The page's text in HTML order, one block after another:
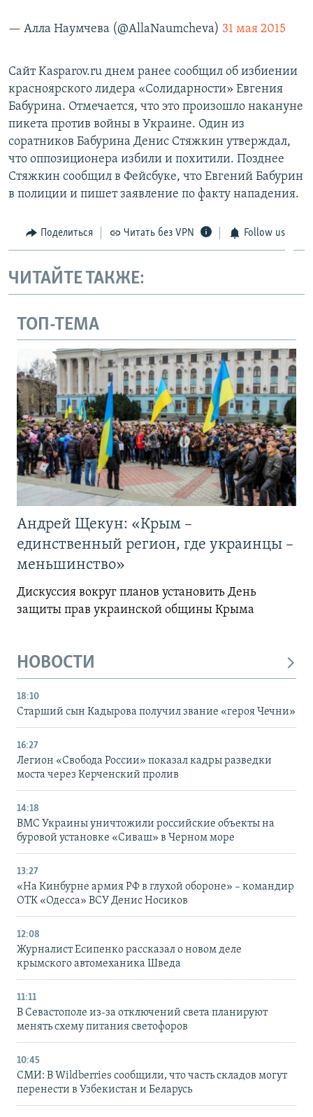
— Алла Наумчева (@AllaNaumcheva) 31 мая 2015
Сайт Kasparov.ru днем ранее сообщил об избиении
красноярского лидера «Солидарности» Евгения
Бабурина. Отмечается, что это произошло накануне
пикета против войны в Украине. Один из
соратников Бабурина Денис Стяжкин утверждал,
что оппозиционера избили и похитили. Позднее
Стяжкин сообщил в Фейсбуке, что Евгений Бабурин
в полиции и пишет заявление по факту нападения.
Поделиться Читать без VPN Follow us
ЧИТАЙТЕ ТАКЖЕ:
ТОП-ТЕМА
Андрей Щекун: «Крым –
единственный регион, где украинцы –
меньшинство»
Дискуссия вокруг планов установить День
защиты прав украинской общины Крыма
НОВОСТИ
18:10
Старший сын Кадырова получил звание «героя Чечни»
16:27
Легион «Свобода России» показал кадры разведки
моста через Керченский пролив
14:18
ВМС Украины уничтожили российские объекты на
буровой установке «Сиваш» в Черном море
13:27
«На Кинбурне армия РФ в глухой обороне» – командир
ОТК «Одесса» ВСУ Денис Носиков
12:08
Журналист Есипенко рассказал о новом деле
крымского автомеханика Шведа
11:11
В Севастополе из-за отключений света планируют
менять схему питания светофоров
10:45
СМИ: В Wildberries сообщили, что часть складов могут
перенести в Узбекистан и Беларусь